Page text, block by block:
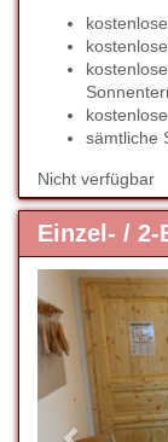
sämtliche
Nicht verfügbar
Einzel- /
Previous